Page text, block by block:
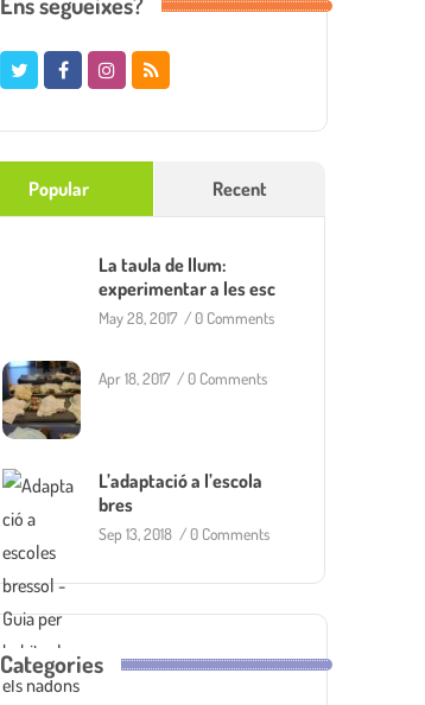
Popular Recent
La taula de llum:
experimentar a les esc
May 28, 2017 /0 Comments
Apr 18, 2017 /0 Comments
L’adaptació a l’escola
bres
Sep 13, 2018 /0 Comments
Categories